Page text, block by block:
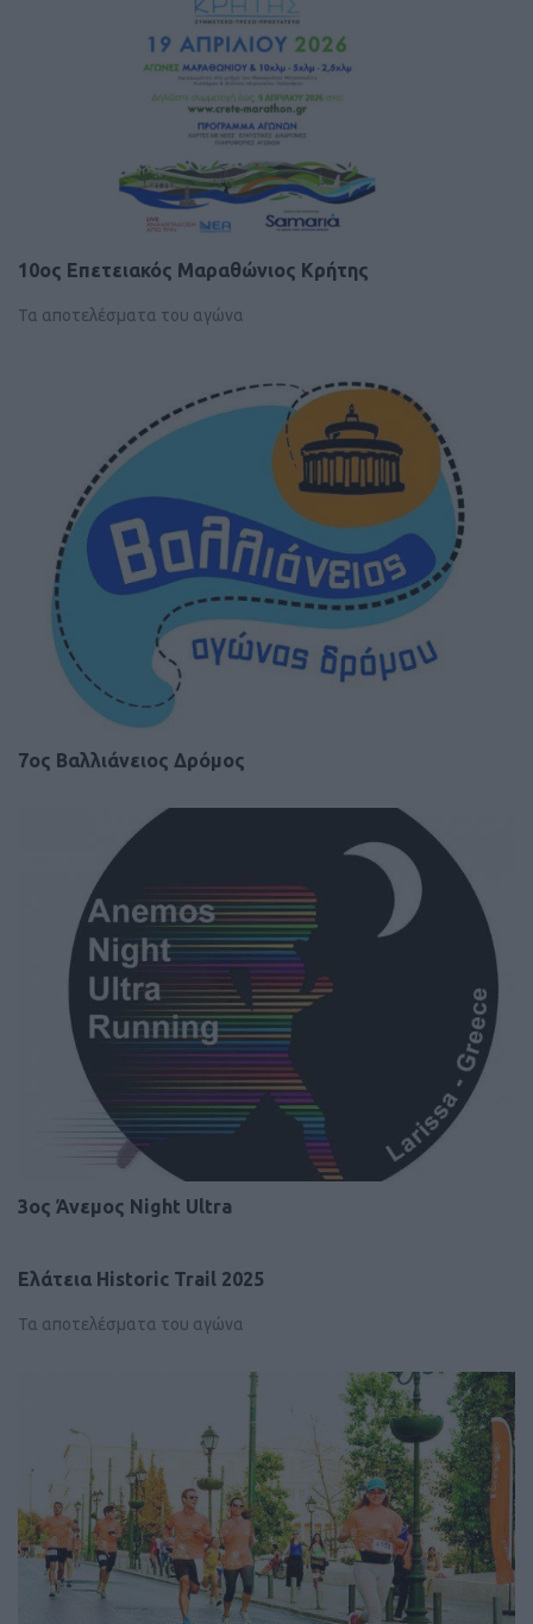
10ος Επετειακός Μαραθώνιος Κρήτης
Τα αποτελέσματα του αγώνα
7ος Βαλλιάνειος Δρόμος
3ος Άνεμος Night Ultra
Ελάτεια Historic Trail 2025
Τα αποτελέσματα του αγώνα